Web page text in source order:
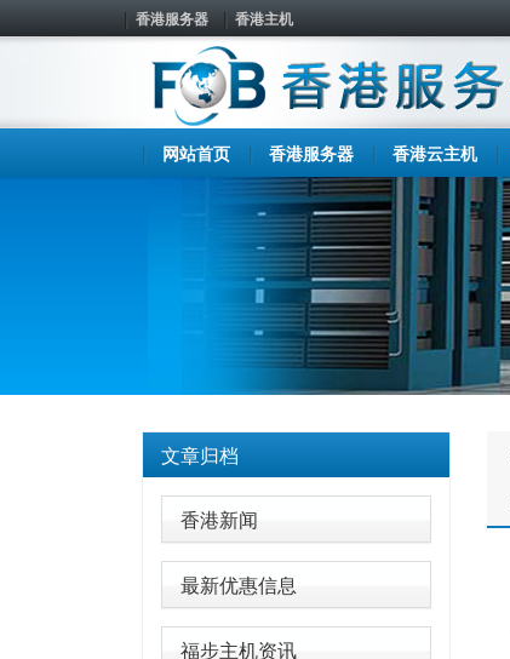
香港服务器 香港主机
网站首页 香港服务器 香港云主机
文章归档
香港新闻
最新优惠信息
福步主机资讯